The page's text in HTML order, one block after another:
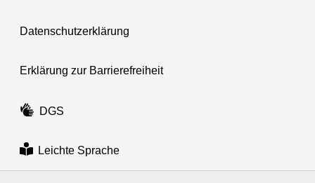
Datenschutzerklärung
Erklärung zur Barrierefreiheit
DGS
Leichte Sprache